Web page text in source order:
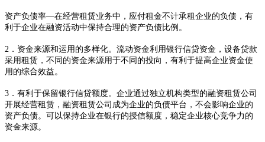
资产负债率—在经营租赁业务中，应付租金不计承租企业的负债，有
利于企业在融资活动中保持合理的资产负债比例。
2．资金来源和运用的多样化。流动资金利用银行信贷资金，设备贷款
采用租赁，不同的资金来源用于不同的投向，有利于提高企业资金使
用的综合效益。
3．有利于保留银行信贷额度。企业通过独立机构类型的融资租赁公司
开展经营租赁，融资租赁公司成为企业的负债平台，不会影响企业的
资产负债。可以保持企业在银行的授信额度，稳定企业核心竞争力的
资金来源。